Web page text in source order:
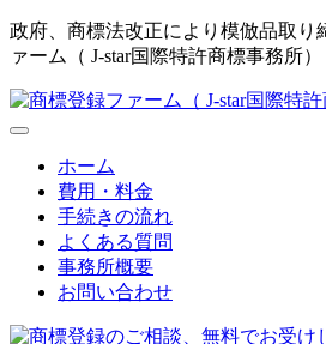
政府、商標法改正により模倣品取り
ァーム（ J-star国際特許商標事務所）
ホーム
費用・料金
手続きの流れ
よくある質問
事務所概要
お問い合わせ